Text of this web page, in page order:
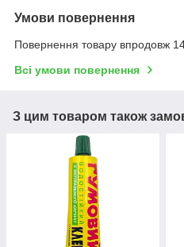
Умови повернення
Повернення товару впродовж
Всі умови повернення
З цим товаром також